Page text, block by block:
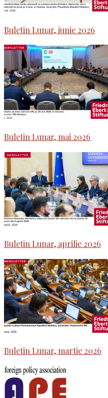
Buletin Lunar, iunie 2026
Buletin Lunar, mai 2026
Buletin Lunar, aprilie 2026
Buletin Lunar, martie 2026